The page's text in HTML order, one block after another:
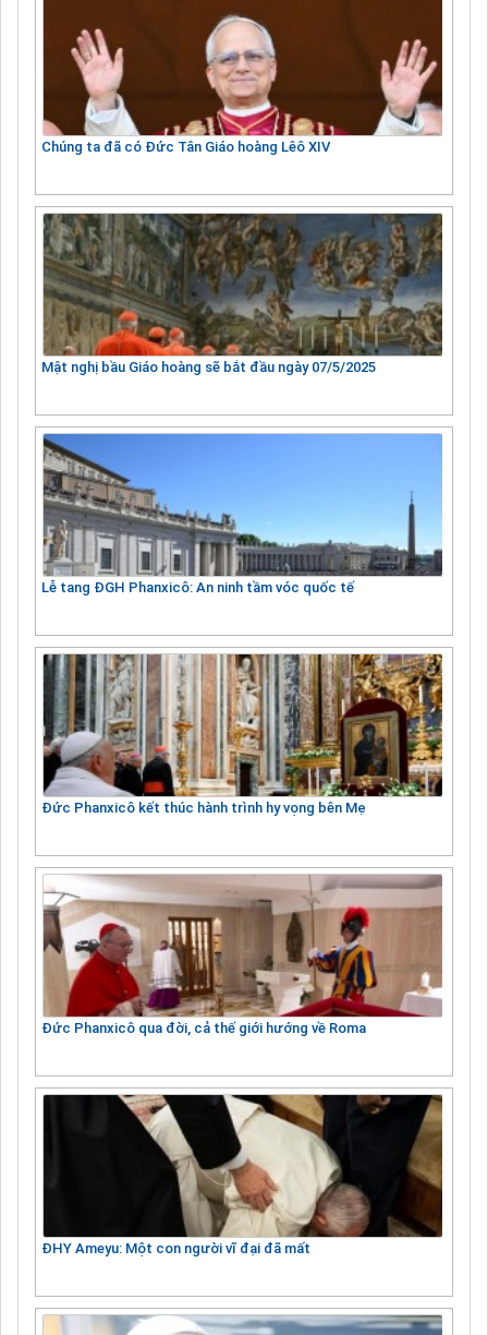
Chúng ta đã có Đức Tân Giáo hoàng Lêô XIV
Mật nghị bầu Giáo hoàng sẽ bắt đầu ngày 07/5/2025
Lễ tang ĐGH Phanxicô: An ninh tầm vóc quốc tế
Đức Phanxicô kết thúc hành trình hy vọng bên Mẹ
Đức Phanxicô qua đời, cả thế giới hướng về Roma
ĐHY Ameyu: Một con người vĩ đại đã mất